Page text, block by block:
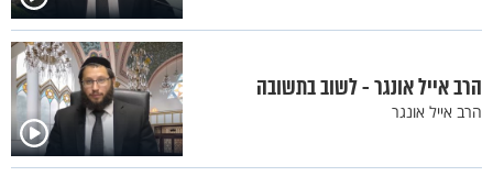
הרב אייל אונגר - לשוב בתשובה
הרב אייל אונגר